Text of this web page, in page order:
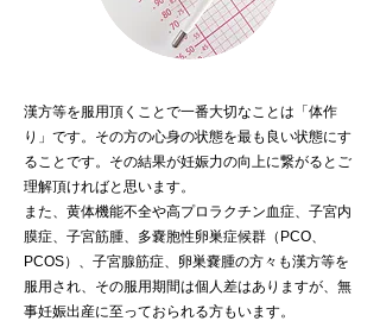
漢方等を服用頂くことで一番大切なことは「体作
り」です。その方の心身の状態を最も良い状態にす
ることです。その結果が妊娠力の向上に繋がるとご
理解頂ければと思います。
また、黄体機能不全や高プロラクチン血症、子宮内
膜症、子宮筋腫、多嚢胞性卵巣症候群（PCO、
PCOS）、子宮腺筋症、卵巣嚢腫の方々も漢方等を
服用され、その服用期間は個人差はありますが、無
事妊娠出産に至っておられる方もいます。